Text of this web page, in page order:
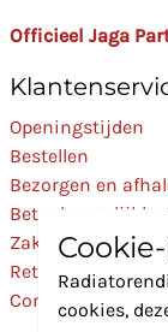
Officieel Jaga
Openingstijden
Bestellen
Bezorgen en
Zakelijk
Retourneren
Contactcookies,